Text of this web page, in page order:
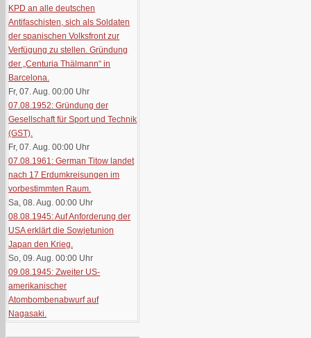
KPD an alle deutschen
Antifaschisten, sich als Soldaten
der spanischen Volksfront zur
Verfügung zu stellen. Gründung
der „Centuria Thälmann“ in
Barcelona.
Fr, 07. Aug. 00:00 Uhr
07.08.1952: Gründung der
Gesellschaft für Sport und Technik
(GST).
Fr, 07. Aug. 00:00 Uhr
07.08.1961: German Titow landet
nach 17 Erdumkreisungen im
vorbestimmten Raum.
Sa, 08. Aug. 00:00 Uhr
08.08.1945: Auf Anforderung der
USA erklärt die Sowjetunion
Japan den Krieg.
So, 09. Aug. 00:00 Uhr
09.08.1945: Zweiter US-
amerikanischer
Atombombenabwurf auf
Nagasaki.